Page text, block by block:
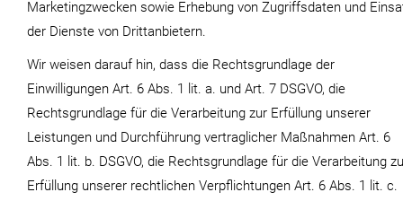
Marketingzwecken sowie Erhebung von Zugriffsdaten und
der Dienste von Drittanbietern.
Wir weisen darauf hin, dass die Rechtsgrundlage der
Einwilligungen Art. 6 Abs. 1 lit. a. und Art. 7 DSGVO, die
Rechtsgrundlage für die Verarbeitung zur Erfüllung unserer
Leistungen und Durchführung vertraglicher Maßnahmen Art. 6
Abs. 1 lit. b. DSGVO, die Rechtsgrundlage für die Verarbeitung
Erfüllung unserer rechtlichen Verpflichtungen Art. 6 Abs. 1 lit. c.